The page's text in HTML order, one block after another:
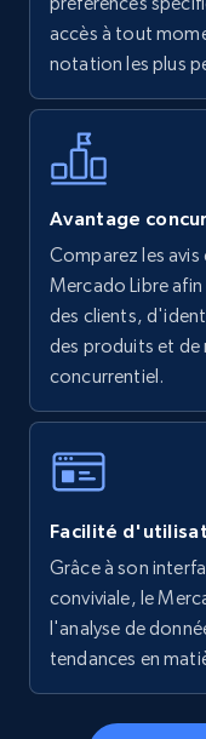
more.
using specific
URL, Final price,
Specifications,
more.
5.6K+
specific
URL, Final price,
Specifications,
more.
5.6K+
accès à tout
notation les plus
Avantage
Comparez les
Mercado Libre
des clients,
des produits et de
concurrentiel.
Facilité
Grâce à son
conviviale, le
l'analyse de
tendances en